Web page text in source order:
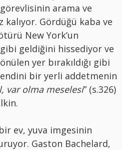
arama ve
kalıyor. Gördüğü kaba ve
New York’un
gibi geldiğini hissediyor ve
yer bırakıldığı gibi
bir yerli addetmenin
var olma meselesi” (s.326)
ev, yuva imgesinin
Gaston Bachelard,